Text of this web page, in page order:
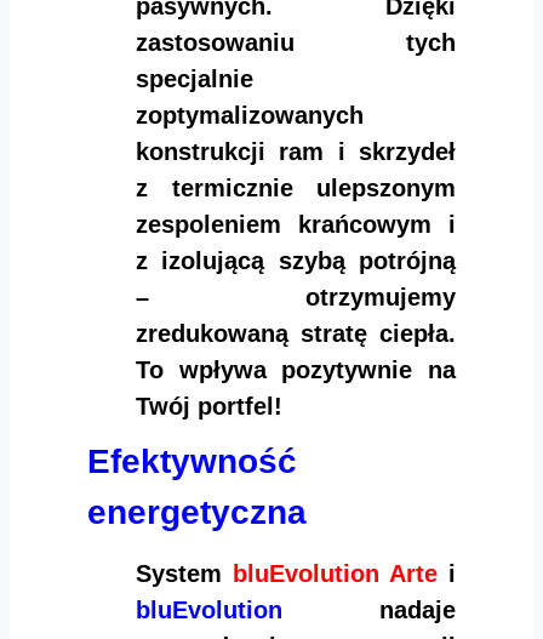
pasywnych. Dzięki
zastosowaniu tych
specjalnie
zoptymalizowanych
konstrukcji ram i skrzydeł
z termicznie ulepszonym
zespoleniem krańcowym i
z izolującą szybą potrójną
– otrzymujemy
zredukowaną stratę ciepła.
To wpływa pozytywnie na
Twój portfel!
Efektywność
energetyczna
System bluEvolution Artei
bluEvolution nadaje